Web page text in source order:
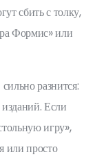
сбить с толку,
Формис» или
разнится:
Если
игру»,
или просто